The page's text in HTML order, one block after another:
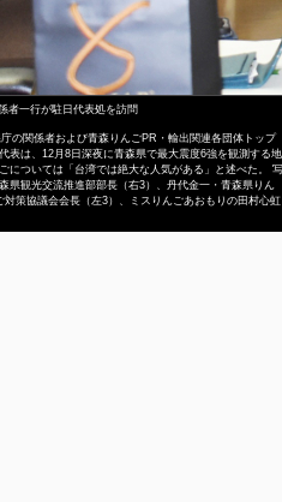
者一行が駐日代表処を訪問
の関係者および青森りんごPR・輸出関連各団体トップ
表は、12月8日深夜に青森県で最大震度6強を観測する地
については「台湾では絶大な人気がある」と述べた。 写
県観光交流推進部部長（右3）、丹代金一・青森県りん
策協議会会長（左3）、ミスりんごあおもりの田村心虹